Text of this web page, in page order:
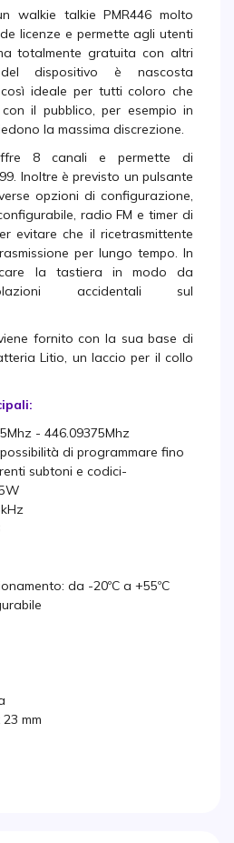
walkie talkie PMR446 molto
licenze e permette agli utenti
totalmente gratuita con altri
dispositivo è nascosta
ideale per tutti coloro che
il pubblico, per esempio in
la massima discrezione.
8 canali e permette di
Inoltre è previsto un pulsante
opzioni di configurazione,
radio FM e timer di
evitare che il ricetrasmittente
per lungo tempo. In
la tastiera in modo da
accidentali sul
fornito con la sua base di
Litio, un laccio per il collo
- 446.09375Mhz
di programmare fino
subtoni e codici-
da -20ºC a +55ºC
mm